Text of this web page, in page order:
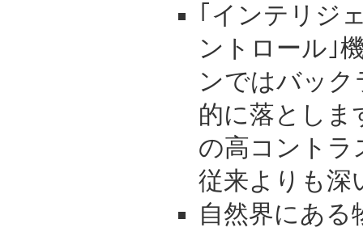
｢インテリジ
ントロール｣
ンではバッ
的に落としま
の高コントラ
従来よりも深
自然界にある